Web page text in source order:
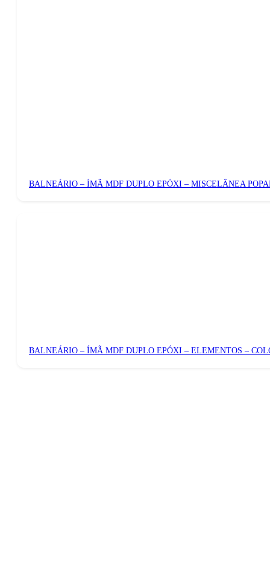
BALNEÁRIO – ÍMÃ MDF DUPLO EPÓXI – MISCELÂNEA
BALNEÁRIO – ÍMÃ MDF DUPLO EPÓXI – ELEMENTOS –